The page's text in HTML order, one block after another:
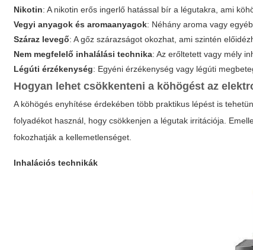
Nikotin: A nikotin erős ingerlő hatással bír a légutakra, ami
Vegyi anyagok és aromaanyagok: Néhány aroma vagy
Száraz levegő: A gőz szárazságot okozhat, ami szintén
Nem megfelelő inhalálási technika: Az erőltetett vagy mély
Légúti érzékenység: Egyéni érzékenység vagy légúti
Hogyan lehet csökkenteni a köhögést az
A köhögés enyhítése érdekében több praktikus lépést is
folyadékot használ, hogy csökkenjen a légutak irritációja.
fokozhatják a kellemetlenséget.
Inhalációs technikák